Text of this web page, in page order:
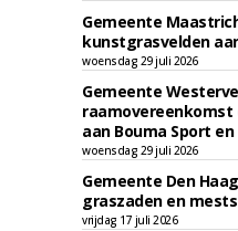
Gemeente
kunstgrasvelden
woensdag 29 juli 2026
Gemeente
raamovereenkomst
aan Bouma Sport en
woensdag 29 juli 2026
Gemeente Den
graszaden en
vrijdag 17 juli 2026